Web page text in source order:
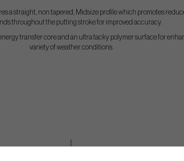
a straight, non tapered, Midsize profile which promotes
throughout the putting stroke for improved accuracy.
transfer core and an ultra tacky polymer surface for
variety of weather conditions.